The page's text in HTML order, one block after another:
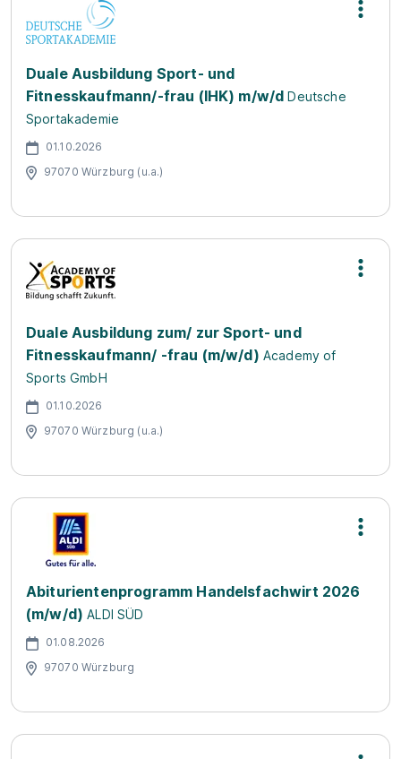
Duale Ausbildung Sport- und
Fitnesskaufmann/-frau (IHK) m/w/d Deutsche
Sportakademie
01.10.2026
97070 Würzburg (u.a.)
Duale Ausbildung zum/ zur Sport- und
Fitnesskaufmann/ -frau (m/w/d) Academy of
Sports GmbH
01.10.2026
97070 Würzburg (u.a.)
Abiturientenprogramm Handelsfachwirt 2026
(m/w/d) ALDI SÜD
01.08.2026
97070 Würzburg